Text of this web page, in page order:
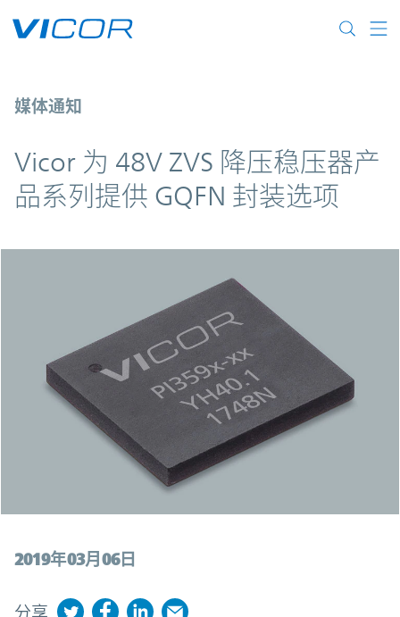
Vicor 为 48V ZVS 降压稳压器产品系列提
媒体通知
Vicor 为 48V ZVS 降压稳压器产
品系列提供 GQFN 封装选项
2019年03月06日
分享